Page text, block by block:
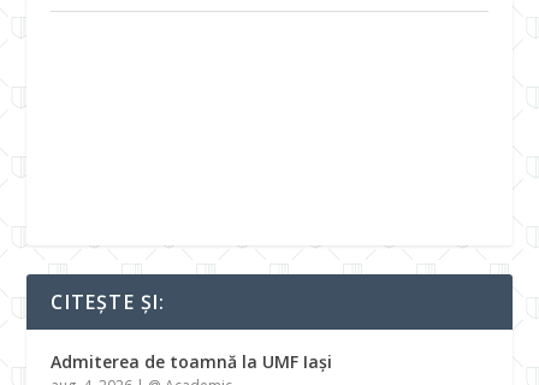
CITEȘTE ȘI:
Admiterea de toamnă la UMF Iași